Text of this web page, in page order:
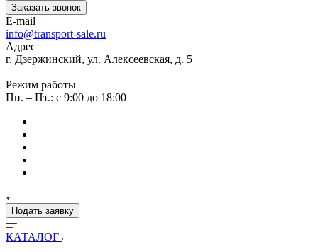
Заказать звонок
E-mail
info@transport-sale.ru
Адрес
г. Дзержинский, ул. Алексеевская, д. 5
Режим работы
Пн. – Пт.: с 9:00 до 18:00
Подать заявку
КАТАЛОГ